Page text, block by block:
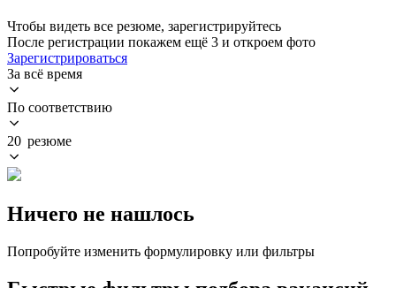
Чтобы видеть все резюме, зарегистрируйтесь
После регистрации покажем ещё 3 и откроем фото
Зарегистрироваться
За всё время
По соответствию
20 резюме
Ничего не нашлось
Попробуйте изменить формулировку или фильтры